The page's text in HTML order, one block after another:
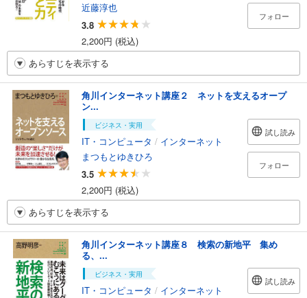
近藤淳也
3.8
2,200円 (税込)
フォロー
あらすじを表示する
角川インターネット講座２ ネットを支えるオープ
ン...
ビジネス・実用
IT・コンピュータ / インターネット
まつもとゆきひろ
3.5
2,200円 (税込)
試し読み
フォロー
あらすじを表示する
角川インターネット講座８ 検索の新地平 集め
る、...
ビジネス・実用
IT・コンピュータ / インターネット
試し読み